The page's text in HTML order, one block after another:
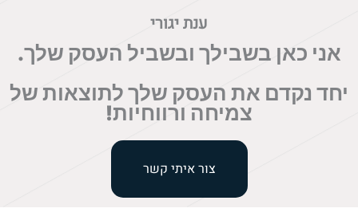
ענת יגורי
אני כאן בשבילך ובשביל העסק שלך.
יחד נקדם את העסק שלך לתוצאות של
צמיחה ורווחיות!
צור איתי קשר